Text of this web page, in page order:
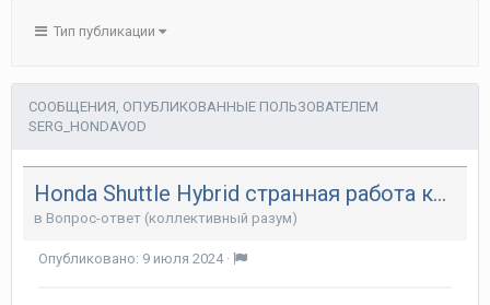
Тип публикации
СООБЩЕНИЯ, ОПУБЛИКОВАННЫЕ ПОЛЬЗОВАТЕЛЕМ
SERG_HONDAVOD
Honda Shuttle Hybrid странная работа круиз контроля
в Вопрос-ответ (коллективный разум)
Опубликовано: 9 июля 2024·